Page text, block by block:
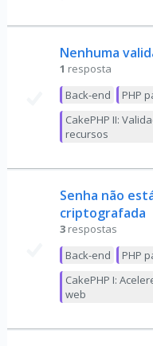
Nenhuma
1 resposta
Back-end
PHP
CakePHP II:
recursos
Senha não
criptografada
3 respostas
Back-end
PHP
CakePHP I:
web